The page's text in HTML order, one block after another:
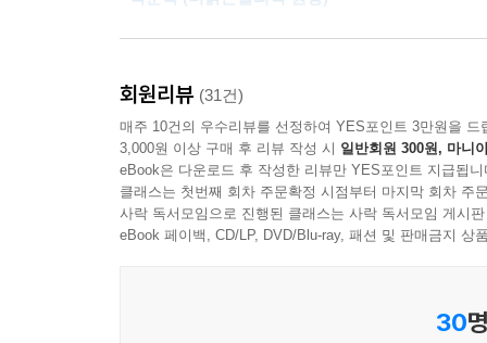
영역을 알게 될 것이다. 책을 덮는 순간 생활
생활습관을 바꾸며 꼭 필요할 때만 약을 먹을 것인
- 조철현 (고대안암병원 정신건강의학과 교수)
회원리뷰 (31건)
매주 10건의 우수리뷰를 선정하여 YES포인트 3만원을 드
3,000원 이상 구매 후 리뷰 작성 시 일반회원 300원, 마니
eBook은 다운로드 후 작성한 리뷰만 YES포인트 지급됩니
클래스는 첫번째 회차 주문확정 시점부터 마지막 회차 주
사락 독서모임으로 진행된 클래스는 사락 독서모임 게시
eBook 페이백, CD/LP, DVD/Blu-ray, 패션 및 판매금지 상
30